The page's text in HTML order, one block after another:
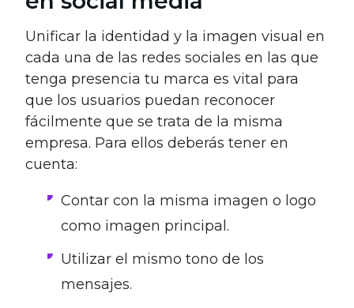
Unificar la identidad y la imagen visual en
cada una de las redes sociales en las que
tenga presencia tu marca es vital para
que los usuarios puedan reconocer
fácilmente que se trata de la misma
empresa. Para ellos deberás tener en
cuenta:
Contar con la misma imagen o logo
como imagen principal.
Utilizar el mismo tono de los
mensajes.